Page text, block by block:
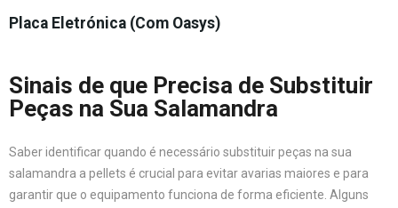
Placa Eletrónica (Com Oasys)
Sinais de que Precisa de Substituir
Peças na Sua Salamandra
Saber identificar quando é necessário substituir peças na sua
salamandra a pellets é crucial para evitar avarias maiores e para
garantir que o equipamento funciona de forma eficiente. Alguns